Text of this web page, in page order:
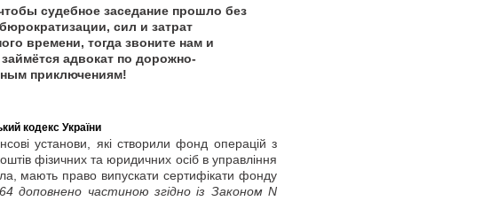
судебное заседание прошло без
сил и затрат
времени, тогда звоните нам и
адвокат по дорожно-
приключениям!
кодекс України
установи, які створили фонд операцій з
фізичних та юридичних осіб в управління
мають право випускати сертифікати фонду
частиною згідно із Законом N